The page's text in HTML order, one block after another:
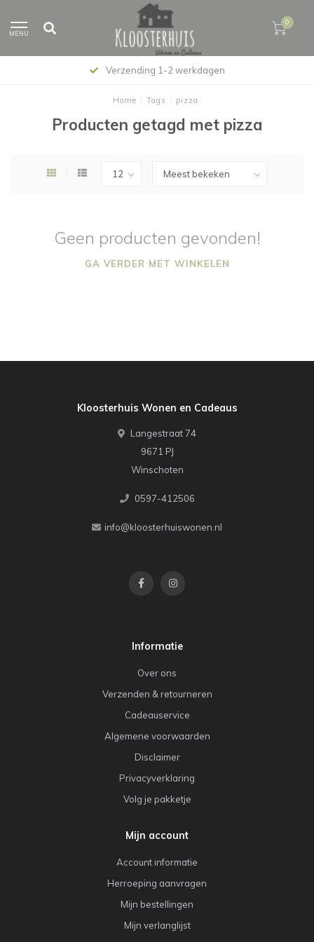
MENU
0
Verzending 1-2 werkdagen
Home / Tags / pizza
Producten getagd met pizza
Geen producten gevonden!
GA VERDER MET WINKELEN
Kloosterhuis Wonen en Cadeaus
Langestraat 74
9671 PJ
Winschoten
0597-412506
info@kloosterhuiswonen.nl
Informatie
Over ons
Verzenden & retourneren
Cadeauservice
Algemene voorwaarden
Disclaimer
Privacyverklaring
Volg je pakketje
Mijn account
Account informatie
Herroeping aanvragen
Mijn bestellingen
Mijn verlanglijst